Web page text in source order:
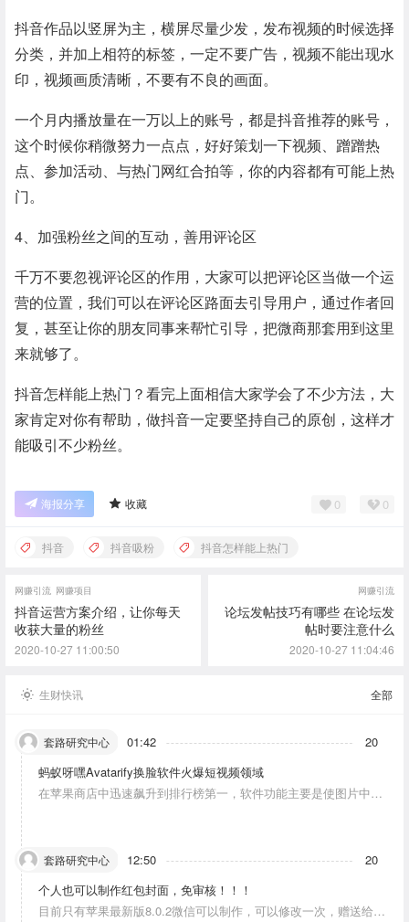
抖音作品以竖屏为主，横屏尽量少发，发布视频的时候选择
分类，并加上相符的标签，一定不要广告，视频不能出现水
印，视频画质清晰，不要有不良的画面。
一个月内播放量在一万以上的账号，都是抖音推荐的账号，
这个时候你稍微努力一点点，好好策划一下视频、蹭蹭热
点、参加活动、与热门网红合拍等，你的内容都有可能上热
门。
4、加强粉丝之间的互动，善用评论区
千万不要忽视评论区的作用，大家可以把评论区当做一个运
营的位置，我们可以在评论区路面去引导用户，通过作者回
复，甚至让你的朋友同事来帮忙引导，把微商那套用到这里
来就够了。
抖音怎样能上热门？看完上面相信大家学会了不少方法，大
家肯定对你有帮助，做抖音一定要坚持自己的原创，这样才
能吸引不少粉丝。
海报分享 收藏 0 0
抖音 抖音吸粉 抖音怎样能上热门
网赚引流 网赚项目
抖音运营方案介绍，让你每天
收获大量的粉丝
2020-10-27 11:00:50
网赚引流
论坛发帖技巧有哪些 在论坛发
帖时要注意什么
2020-10-27 11:04:46
生财快讯 全部
套路研究中心 01:42
20
蚂蚁呀嘿Avatarify换脸软件火爆短视频领域
在苹果商店中迅速飙升到排行榜第一，软件功能主要是使图片中的
套路研究中心 12:50
20
个人也可以制作红包封面，免审核！！！
目前只有苹果最新版8.0.2微信可以制作，可以修改一次，赠送给10